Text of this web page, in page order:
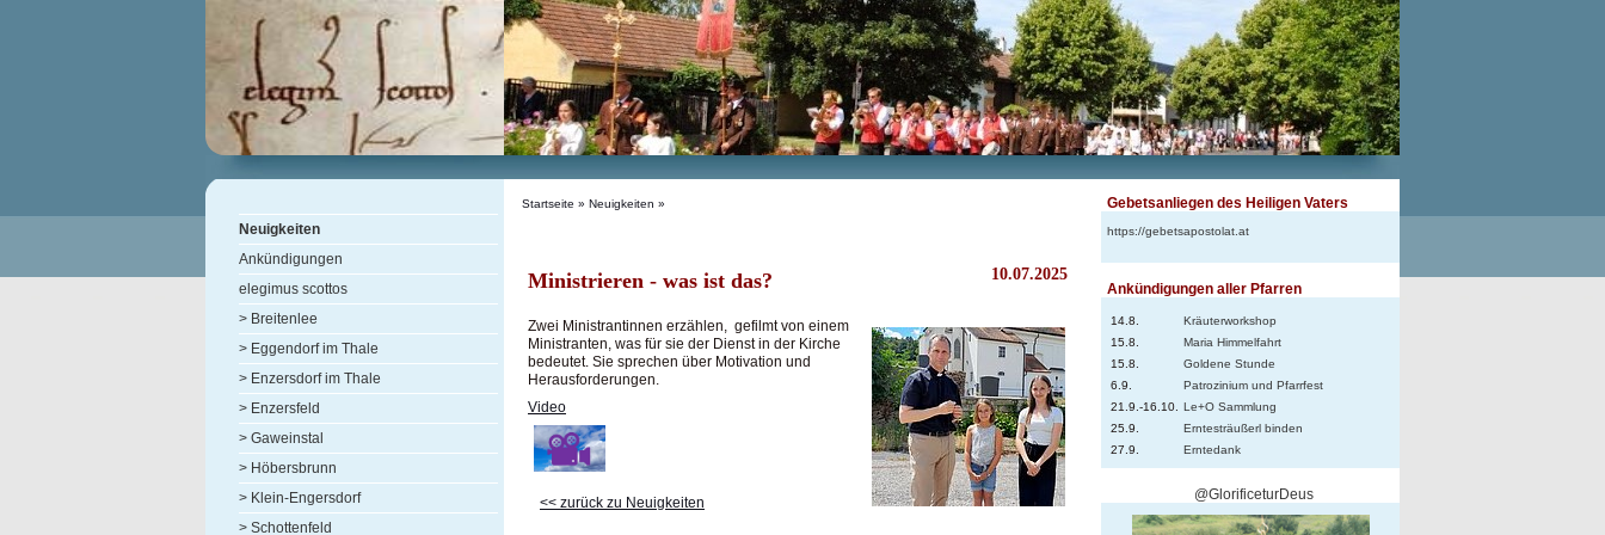
Neuigkeiten
Ankündigungen
elegimus scottos
> Breitenlee
> Eggendorf im Thale
> Enzersdorf im Thale
> Enzersfeld
> Gaweinstal
> Höbersbrunn
> Klein-Engersdorf
> Schottenfeld
Startseite » Neuigkeiten »
10.07.2025
Ministrieren - was ist das?
Zwei Ministrantinnen erzählen, gefilmt von einem
Ministranten, was für sie der Dienst in der Kirche
bedeutet. Sie sprechen über Motivation und
Herausforderungen.
Video
<< zurück zu Neuigkeiten
Gebetsanliegen des Heiligen Vaters
https://gebetsapostolat.at
Ankündigungen aller Pfarren
14.8.
Kräuterworkshop
15.8.
Maria Himmelfahrt
15.8.
Goldene Stunde
6.9.
Patrozinium und Pfarrfest
21.9.-16.10.
Le+O Sammlung
25.9.
Erntesträußerl binden
27.9.
Erntedank
@GlorificeturDeus